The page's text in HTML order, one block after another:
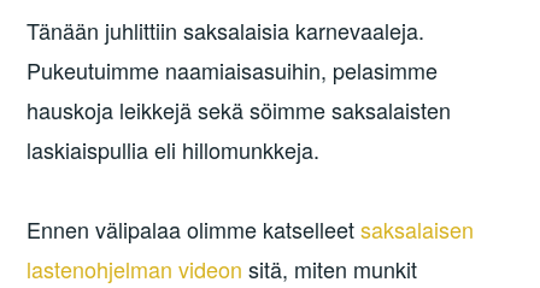
Tänään juhlittiin saksalaisia karnevaaleja.
Pukeutuimme naamiaisasuihin, pelasimme
hauskoja leikkejä sekä söimme saksalaisten
laskiaispullia eli hillomunkkeja.
Ennen välipalaa olimme katselleetsaksalaisen
lastenohjelman videon sitä, miten munkit